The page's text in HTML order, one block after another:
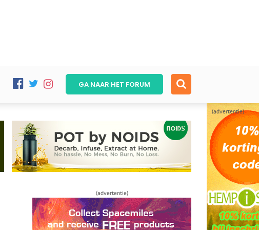
(advertentie)
GA NAAR HET FORUM
(advertentie)